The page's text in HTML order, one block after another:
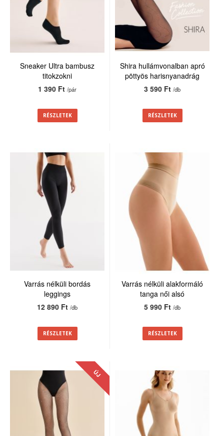
Sneaker Ultra bambusz
titokzokni
1 390 Ft/pár
RÉSZLETEK
Shira hullámvonalban apró
pöttyös harisnyanadrág
20den
3 590 Ft/db
RÉSZLETEK
Varrás nélküli bordás
leggings
12 890 Ft/db
RÉSZLETEK
Varrás nélküli alakformáló
tanga női alsó
5 990 Ft/db
RÉSZLETEK
ÚJ